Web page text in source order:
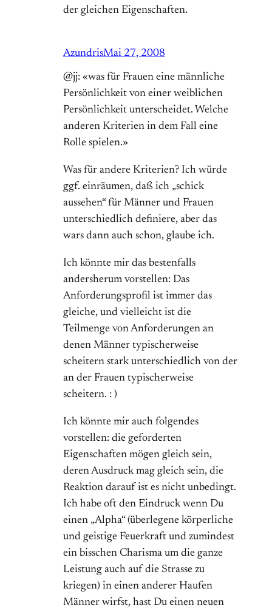
der gleichen Eigenschaften.
AzundrisMai 27, 2008
@jj: «was für Frauen eine männliche
Persönlichkeit von einer weiblichen
Persönlichkeit unterscheidet. Welche
anderen Kriterien in dem Fall eine
Rolle spielen.»
Was für andere Kriterien? Ich würde
ggf. einräumen, daß ich „schick
aussehen“ für Männer und Frauen
unterschiedlich definiere, aber das
wars dann auch schon, glaube ich.
Ich könnte mir das bestenfalls
andersherum vorstellen: Das
Anforderungsprofil ist immer das
gleiche, und vielleicht ist die
Teilmenge von Anforderungen an
denen Männer typischerweise
scheitern stark unterschiedlich von der
an der Frauen typischerweise
scheitern. : )
Ich könnte mir auch folgendes
vorstellen: die geforderten
Eigenschaften mögen gleich sein,
deren Ausdruck mag gleich sein, die
Reaktion darauf ist es nicht unbedingt.
Ich habe oft den Eindruck wenn Du
einen „Alpha“ (überlegene körperliche
und geistige Feuerkraft und zumindest
ein bisschen Charisma um die ganze
Leistung auch auf die Strasse zu
kriegen) in einen anderer Haufen
Männer wirfst, hast Du einen neuen